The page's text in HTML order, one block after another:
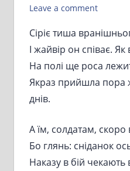
Leave a comment
Сіріє тиша
І жайвір он співає. Як
На полі ще роса
Якраз прийшла пора
днів.
А їм, солдатам, скоро
Бо глянь: сніданок
Наказу в бій чекають